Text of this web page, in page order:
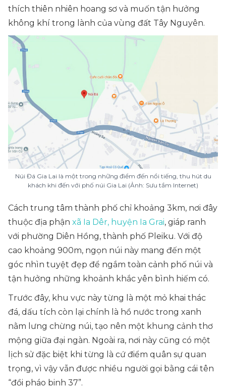
thích thiên nhiên hoang sơ và muốn tận hưởng
không khí trong lành của vùng đất Tây Nguyên.
Núi Đá Gia Lai là một trong những điểm đến nổi tiếng, thu hút du
khách khi đến với phố núi Gia Lai (Ảnh: Sưu tầm Internet)
Cách trung tâm thành phố chỉ khoảng 3km, nơi đây
thuộc địa phận xã Ia Dêr, huyện Ia Grai, giáp ranh
với phường Diên Hồng, thành phố Pleiku. Với độ
cao khoảng 900m, ngọn núi này mang đến một
góc nhìn tuyệt đẹp để ngắm toàn cảnh phố núi và
tận hưởng những khoảnh khắc yên bình hiếm có.
Trước đây, khu vực này từng là một mỏ khai thác
đá, dấu tích còn lại chính là hồ nước trong xanh
nằm lưng chừng núi, tạo nên một khung cảnh thơ
mộng giữa đại ngàn. Ngoài ra, nơi này cũng có một
lịch sử đặc biệt khi từng là cứ điểm quân sự quan
trọng, vì vậy vẫn được nhiều người gọi bằng cái tên
“đồi pháo binh 37”.